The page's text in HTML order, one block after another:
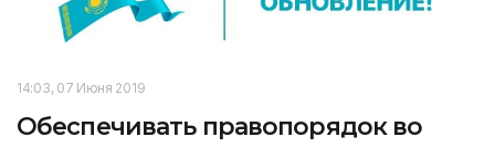
14:03, 07 Июня 2019
Обеспечивать правопорядок во